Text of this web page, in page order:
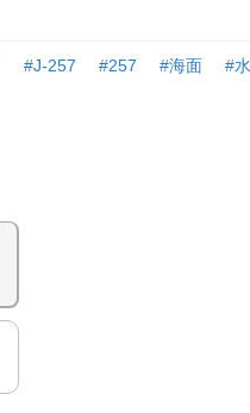
#J-257 #257 #海面
#